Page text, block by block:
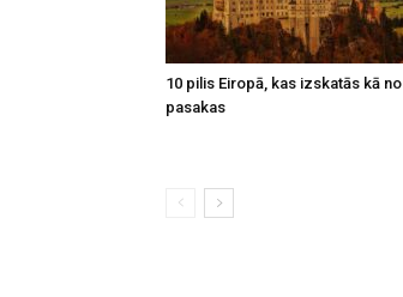
10 pilis Eiropā, kas izskatās kā no
pasakas